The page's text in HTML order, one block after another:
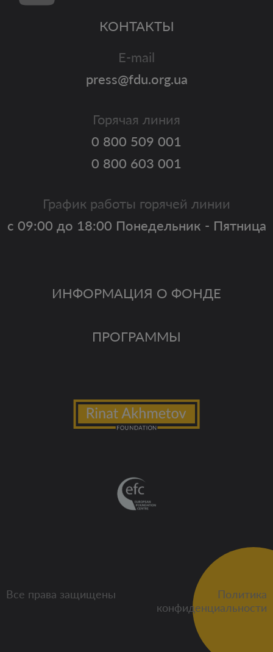
ИНФОРМАЦИЯ О ФОНДЕ
ПРОГРАММЫ
КОНТАКТЫ
E-mail
press@fdu.org.ua
Горячая линия
0 800 509 001
0 800 603 001
График работы горячей линии
с 09:00 до 18:00 Понедельник - Пятница
Все права защищены
Политика
конфиденциальности